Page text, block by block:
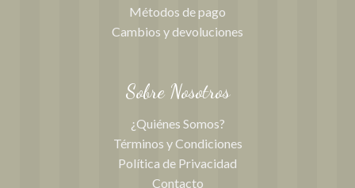
Métodos de pago
Cambios y devoluciones
Sobre Nosotros
¿Quiénes Somos?
Términos y Condiciones
Política de Privacidad
Contacto